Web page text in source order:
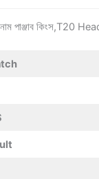
বনাম পাঞ্জাব কিংস,T20